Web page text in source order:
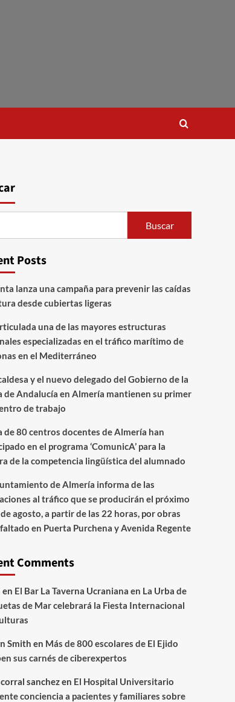
Buscar
Posts
lanza una campaña para prevenir las caídas
desde cubiertas ligeras
una de las mayores estructuras
especializadas en el tráfico marítimo de
en el Mediterráneo
y el nuevo delegado del Gobierno de la
de Andalucía en Almería mantienen su primer
de trabajo
de 80 centros docentes de Almería han
en el programa ‘ComunicA’ para la
de la competencia lingüística del alumnado
de Almería informa de las
al tráfico que se producirán el próximo
agosto, a partir de las 22 horas, por obras
en Puerta Purchena y Avenida Regente
Comments
en El Bar La Taverna Ucraniana en La Urba de
de Mar celebrará la Fiesta Internacional
Smith en Más de 800 escolares de El Ejido
sus carnés de ciberexpertos
sanchezen El Hospital Universitario
conciencia a pacientes y familiares sobre